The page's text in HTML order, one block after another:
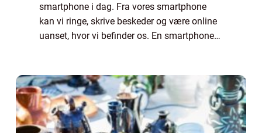
smartphone i dag. Fra vores smartphone
kan vi ringe, skrive beskeder og være online
uanset, hvor vi befinder os. En smartphone